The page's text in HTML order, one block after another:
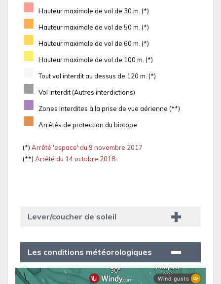
■ Hauteur maximale de vol de 30 m. (*)
■ Hauteur maximale de vol de 50 m. (*)
■ Hauteur maximale de vol de 60 m. (*)
■ Hauteur maximale de vol de 100 m. (*)
Tout vol interdit au dessus de 120 m. (*)
■ Vol interdit (Autres interdictions)
■ Zones interdites à la prise de vue aérienne (**)
■ Arrêtés de protection du biotope
(*) Arrêté 'espace' du 9 novembre 2017
(**) Arrêté du 14 octobre 2018.
Lever/coucher de soleil
Les conditions météorologiques